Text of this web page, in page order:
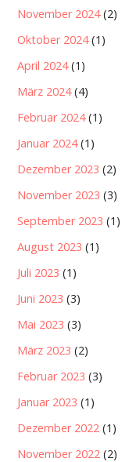
November 2024(2)
Oktober 2024(1)
April 2024(1)
März 2024(4)
Februar 2024(1)
Januar 2024(1)
Dezember 2023 (2)
November 2023 (3)
September 2023 (1)
August 2023 (1)
Juli 2023 (1)
Juni 2023 (3)
Mai 2023 (3)
März 2023 (2)
Februar 2023 (3)
Januar 2023 (1)
Dezember 2022 (1)
November 2022 (2)